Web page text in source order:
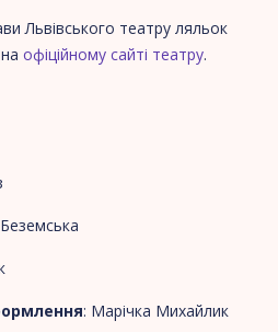
Львівського театру ляльок
офіційному сайті театру.
: Марічка Михайлик